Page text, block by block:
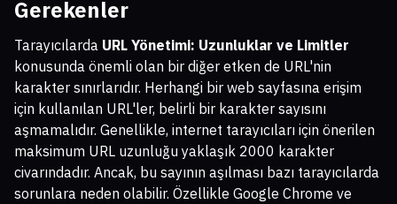
Gerekenler
Tarayıcılarda URL Yönetimi: Uzunluklar ve Limitler
konusunda önemli olan bir diğer etken de URL'nin
karakter sınırlarıdır. Herhangi bir web sayfasına erişim
için kullanılan URL'ler, belirli bir karakter sayısını
aşmamalıdır. Genellikle, internet tarayıcıları için önerilen
maksimum URL uzunluğu yaklaşık 2000 karakter
civarındadır. Ancak, bu sayının aşılması bazı tarayıcılarda
sorunlara neden olabilir. Özellikle Google Chrome ve